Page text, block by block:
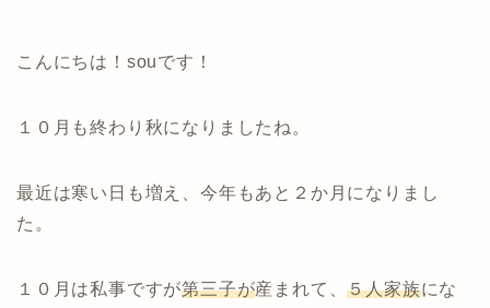
こんにちは！souです！
１０月も終わり秋になりましたね。
最近は寒い日も増え、今年もあと２か月になりまし
た。
１０月は私事ですが第三子が産まれて、５人家族にな